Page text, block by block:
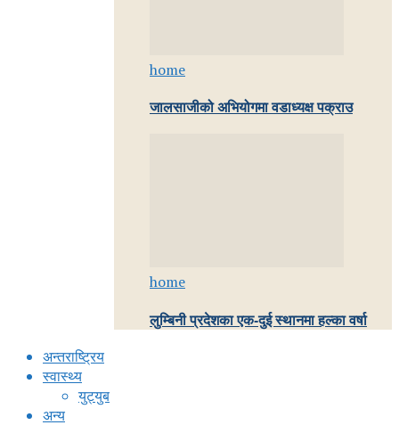
home
जालसाजीको अभियोगमा वडाध्यक्ष पक्राउ
home
लुम्बिनी प्रदेशका एक-दुई स्थानमा हल्का वर्षा
अन्तराष्ट्रिय
स्वास्थ्य
युट्युब
अन्य